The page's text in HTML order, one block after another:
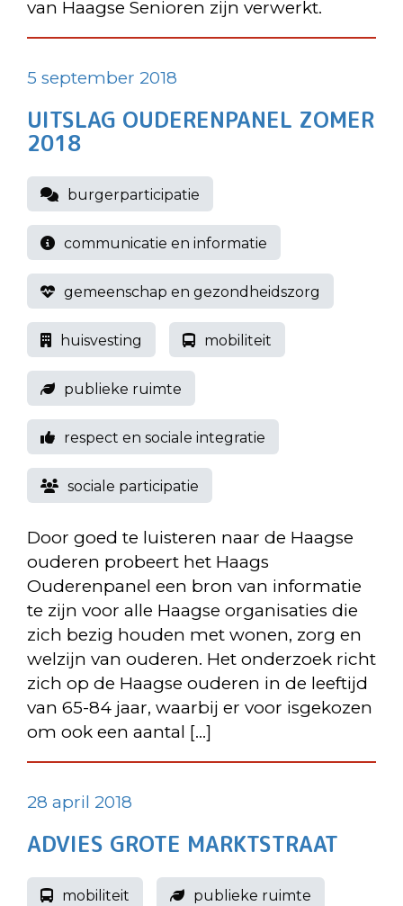
van Haagse Senioren zijn verwerkt.
5 september 2018
UITSLAG OUDERENPANEL ZOMER
2018
burgerparticipatie
communicatie en informatie
gemeenschap en gezondheidszorg
huisvesting mobiliteit
publieke ruimte
respect en sociale integratie
sociale participatie
Door goed te luisteren naar de Haagse
ouderen probeert het Haags
Ouderenpanel een bron van informatie
te zijn voor alle Haagse organisaties die
zich bezig houden met wonen, zorg en
welzijn van ouderen. Het onderzoek richt
zich op de Haagse ouderen in de leeftijd
van 65-84 jaar, waarbij er voor isgekozen
om ook een aantal […]
28 april 2018
ADVIES GROTE MARKTSTRAAT
mobiliteit publieke ruimte